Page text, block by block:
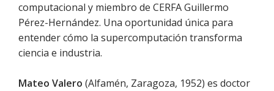
computacional y miembro de CERFA Guillermo
Pérez-Hernández. Una oportunidad única para
entender cómo la supercomputación transforma
ciencia e industria.
Mateo Valero (Alfamén, Zaragoza, 1952) es doctor